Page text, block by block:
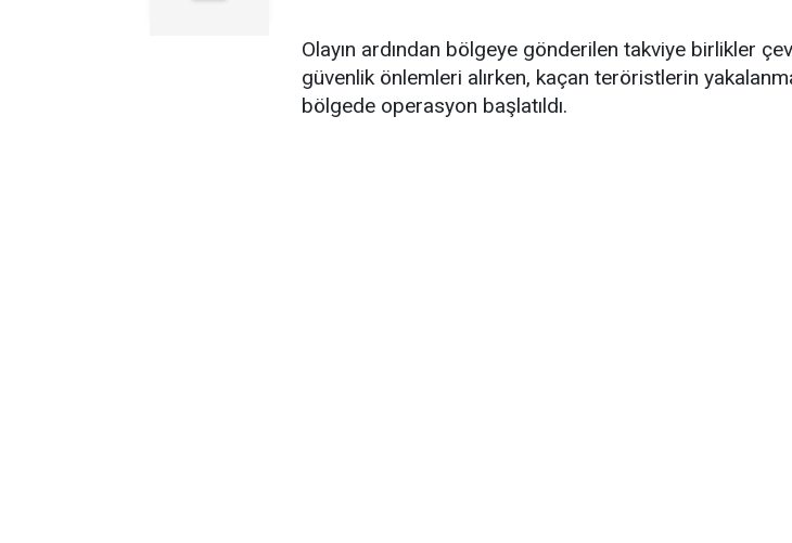
Olayın ardından bölgeye gönderilen takviye birlikler
güvenlik önlemleri alırken, kaçan teröristlerin
bölgede operasyon başlatıldı.